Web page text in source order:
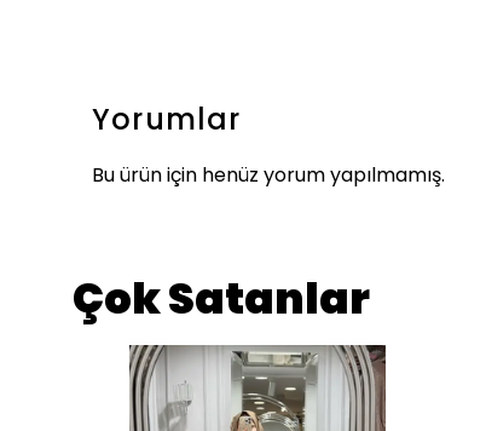
Yorumlar
Bu ürün için henüz yorum yapılmamış.
Çok Satanlar